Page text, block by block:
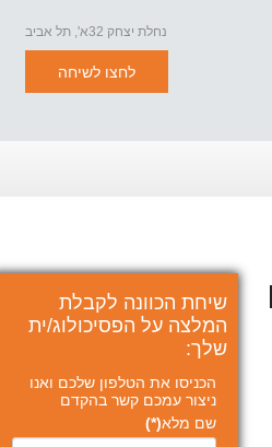
נחלת יצחק 32א', תל אביב
לחצו לשיחה
שיחת הכוונה לקבלת
המלצה על הפסיכולוג/ית
שלך:
הכניסו את הטלפון שלכם ואנו
ניצור עמכם קשר בהקדם
שם מלא(*)